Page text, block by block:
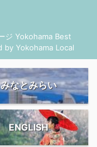
ジ Yokohama Best
by Yokohama Local
みなとみらい
ENGLISH